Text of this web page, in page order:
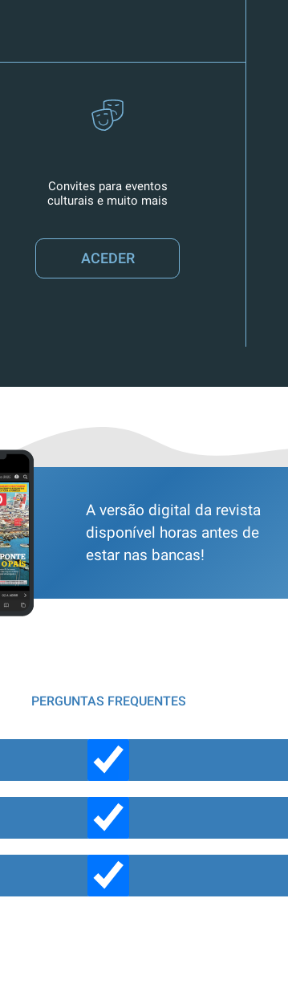
Convites para eventos
culturais e muito mais
ACEDER
A versão digital da revista
disponível horas antes de
estar nas bancas!
PERGUNTAS FREQUENTES